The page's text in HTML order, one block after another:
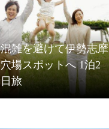
混雑を避けて伊勢志摩
穴場スポットへ 1泊2
日旅